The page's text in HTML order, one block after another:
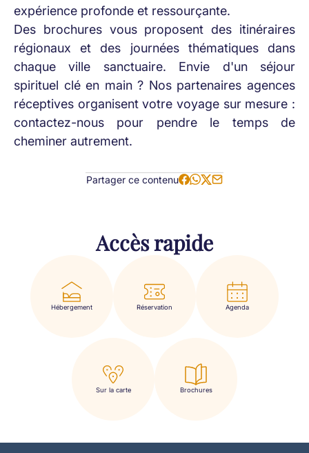
expérience profonde et ressourçante.
Des brochures vous proposent des itinéraires
régionaux et des journées thématiques dans
chaque ville sanctuaire. Envie d'un séjour
spirituel clé en main ? Nos partenaires agences
réceptives organisent votre voyage sur mesure :
contactez-nous pour pendre le temps de
cheminer autrement.
Partager ce contenu
Accès rapide
Hébergement Réservation Agenda
Sur la carte Brochures